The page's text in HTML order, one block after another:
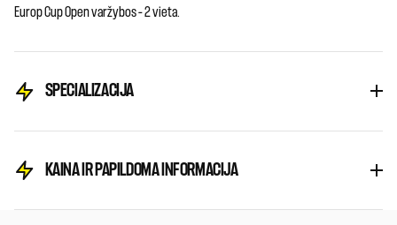
Europ Cup Open varžybos – 2 vieta.
SPECIALIZACIJA
KAINA IR PAPILDOMA INFORMACIJA